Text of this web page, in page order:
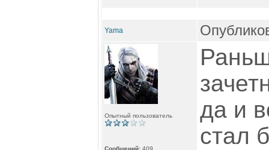
Yama
Опытный пользователь
Сообщений: 409
да и
стал